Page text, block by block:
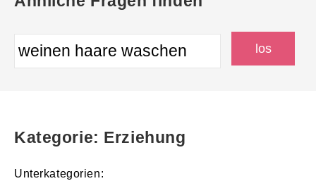
Kategorie: Erziehung
Unterkategorien: